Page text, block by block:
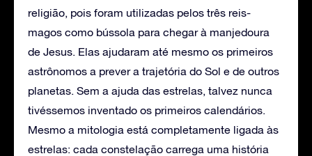
religião, pois foram utilizadas pelos três reis-
magos como bússola para chegar à manjedoura
de Jesus. Elas ajudaram até mesmo os primeiros
astrônomos a prever a trajetória do Sol e de outros
planetas. Sem a ajuda das estrelas, talvez nunca
tivéssemos inventado os primeiros calendários.
Mesmo a mitologia está completamente ligada às
estrelas: cada constelação carrega uma história